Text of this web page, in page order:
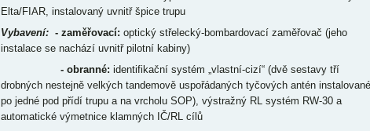
Elta/FIAR, instalovaný uvnitř špice trupu
Vybavení: - zaměřovací: optický střelecký-bombardovací zaměřovač (jeho
instalace se nachází uvnitř pilotní kabiny)
- obranné: identifikační systém „vlastní-cizí“ (dvě sestavy tří
drobných nestejně velkých tandemově uspořádaných tyčových antén instalované
po jedné pod přídí trupu a na vrcholu SOP), výstražný RL systém RW-30 a
automatické výmetnice klamných IČ/RL cílů